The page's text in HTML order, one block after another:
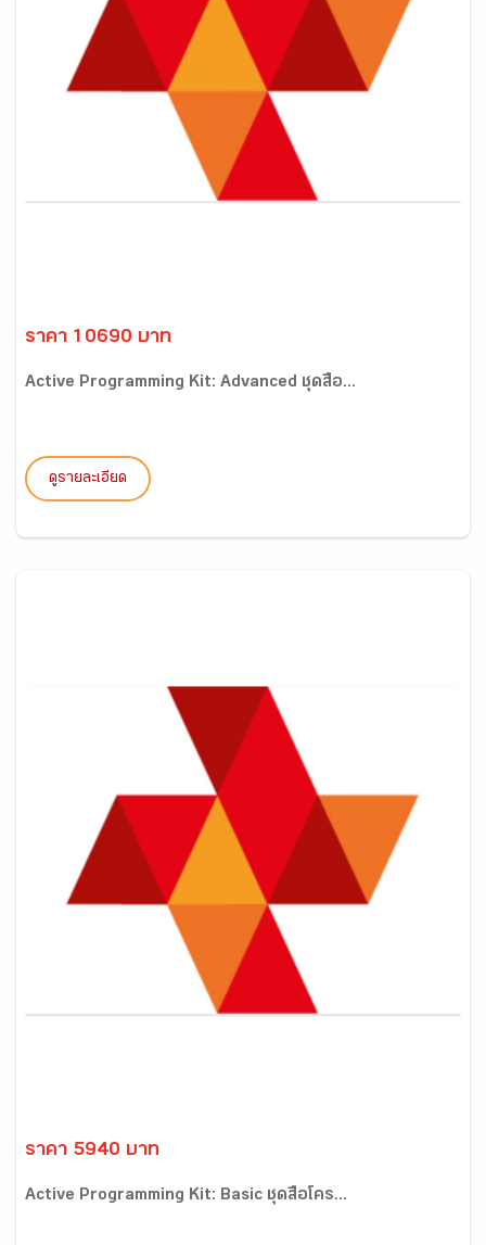
ราคา 10690 บาท
Active Programming Kit: Advanced ชุดสื่อ...
ดูรายละเอียด
ราคา 5940 บาท
Active Programming Kit: Basic ชุดสื่อโคร...